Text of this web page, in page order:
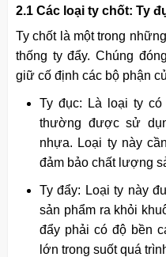
2.1 Các loại ty chốt: Ty
Ty chốt là một trong
thống ty đẩy. Chúng
giữ cố định các bộ phận
Ty đục: Là loại ty
thường được sử
nhựa. Loại ty này
đảm bảo chất lượng
Ty đẩy: Loại ty này
sản phẩm ra khỏi
đẩy phải có độ bền
lớn trong suốt quá